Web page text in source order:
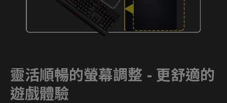
靈活順暢的螢幕調整 - 更舒適的
遊戲體驗